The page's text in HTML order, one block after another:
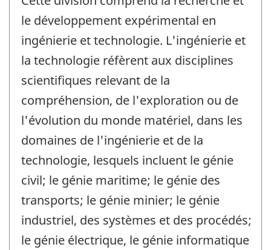
le développement expérimental en
ingénierie et technologie. L'ingénierie et
la technologie réfèrent aux disciplines
scientifiques relevant de la
compréhension, de l'exploration ou de
l'évolution du monde matériel, dans les
domaines de l'ingénierie et de la
technologie, lesquels incluent le génie
civil; le génie maritime; le génie des
transports; le génie minier; le génie
industriel, des systèmes et des procédés;
le génie électrique, le génie informatique